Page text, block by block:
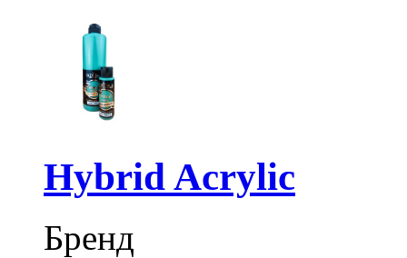
Hybrid Acrylic
Бренд